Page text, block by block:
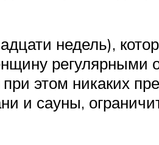
недель),
регулярными
этом никаких
и сауны,